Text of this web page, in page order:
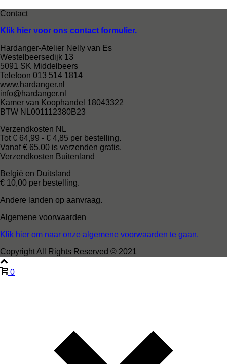
Contact
Klik hier voor ons contact formulier.
Hardanger-Atelier Nelly van Es
Westelbeersedijk 13
5091 SK Middelbeers
Telefoon 013 514 1814
www.hardanger.nl
info@hardanger.nl
Kamer van Koophandel 18043322
BTW NL001112380B23
Verzendkosten NL
Tot € 64,99 - € 4,85 per bestelling.
Vanaf € 65,00 is verzenden gratis.
Verzendkosten Buitenland
België en Duitsland
€ 10,00 per bestelling.
Andere landen op aanvraag.
Algemene voorwaarden
Klik hier om naar onze algemene voorwaarden te gaan.
Copyright All Rights Reserved © 2021
0